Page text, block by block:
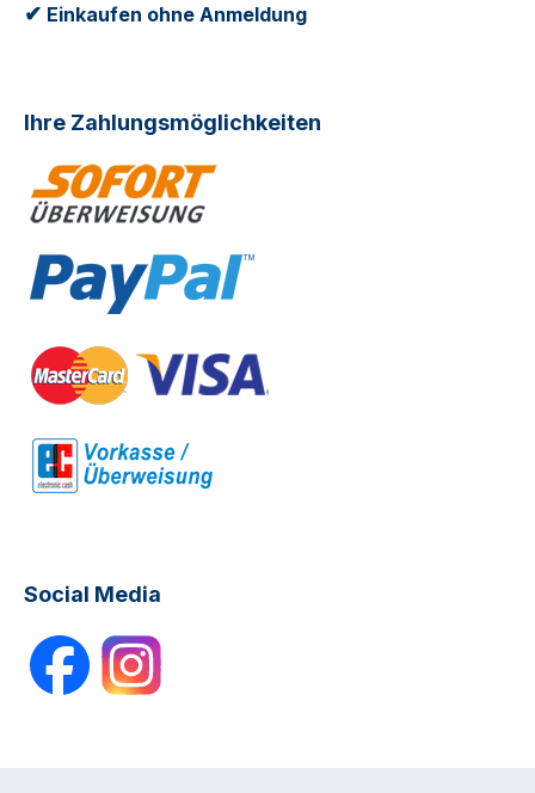
✔ Einkaufen ohne Anmeldung
Ihre Zahlungsmöglichkeiten
Social Media